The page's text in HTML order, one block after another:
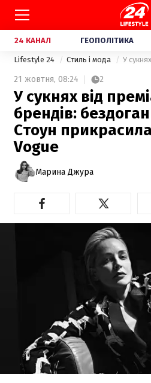
24 КАНАЛ ГЕОПОЛІТИКА
Lifestyle 24 Стиль і мода
21 жовтня, 08:24 2
У сукнях від
брендів:
Стоун
Vogue
Марина Джура